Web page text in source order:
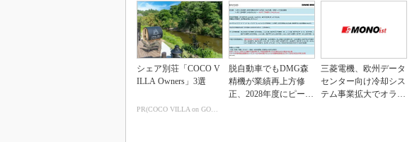
シェア別荘「COCO V
ILLA Owners」3選
PR(COCO VILLA on GOETHE)
脱自動車でもDMG森
精機が業績再上方修
正、2028年度にピーク
三菱電機、欧州データ
センター向け冷却シス
テム事業拡大でオラン